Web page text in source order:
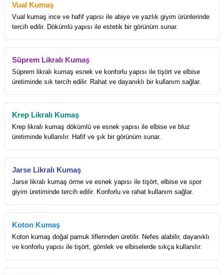
Vual Kumaş
Vual kumaş ince ve hafif yapısı ile abiye ve yazlık giyim ürünlerinde
tercih edilir. Dökümlü yapısı ile estetik bir görünüm sunar.
Süprem Likralı Kumaş
Süprem likralı kumaş esnek ve konforlu yapısı ile tişört ve elbise
üretiminde sık tercih edilir. Rahat ve dayanıklı bir kullanım sağlar.
Krep Likralı Kumaş
Krep likralı kumaş dökümlü ve esnek yapısı ile elbise ve bluz
üretiminde kullanılır. Hafif ve şık bir görünüm sunar.
Jarse Likralı Kumaş
Jarse likralı kumaş örme ve esnek yapısı ile tişört, elbise ve spor
giyim üretiminde tercih edilir. Konforlu ve rahat kullanım sağlar.
Koton Kumaş
Koton kumaş doğal pamuk liflerinden üretilir. Nefes alabilir, dayanıklı
ve konforlu yapısı ile tişört, gömlek ve elbiselerde sıkça kullanılır.